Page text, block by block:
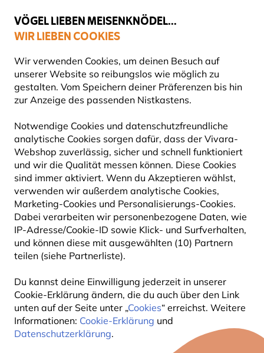
VÖGEL LIEBEN MEISENKNÖDEL...
WIR LIEBEN COOKIES
Wir verwenden Cookies, um deinen Besuch auf
unserer Website so reibungslos wie möglich zu
gestalten. Vom Speichern deiner Präferenzen bis hin
zur Anzeige des passenden Nistkastens.
Notwendige Cookies und datenschutzfreundliche
analytische Cookies sorgen dafür, dass der Vivara-
Webshop zuverlässig, sicher und schnell funktioniert
und wir die Qualität messen können. Diese Cookies
sind immer aktiviert. Wenn du Akzeptieren wählst,
verwenden wir außerdem analytische Cookies,
Marketing-Cookies und Personalisierungs-Cookies.
Dabei verarbeiten wir personenbezogene Daten, wie
IP-Adresse/Cookie-ID sowie Klick- und Surfverhalten,
und können diese mit ausgewählten (10) Partnern
teilen (siehe Partnerliste).
Du kannst deine Einwilligung jederzeit in unserer
Cookie-Erklärung ändern, die du auch über den Link
unten auf der Seite unter „Cookies“ erreichst. Weitere
Informationen: Cookie-Erklärung und
Datenschutzerklärung.
Top-bewertet in 11 Ländern
Blog Tierarten Bergfink
BERGFINK
26 September 2024 TIERARTEN VÖGEL
KURZBESCHREIBUNG BERGFINK
Der Bergfink hat die Form und Größe eines
Seine Brust, Rücken und Flügelstreifen sind orange-
braun. Das Weibchen (Bild 2) besitzt einen dunkleren
graubraunen Kopf und ähnelt dem Weibchen des
Buchfinkes (aber man achte auf die orangefarbige
Brust!). Das Männchen hat einen schwarzen Kopf, der